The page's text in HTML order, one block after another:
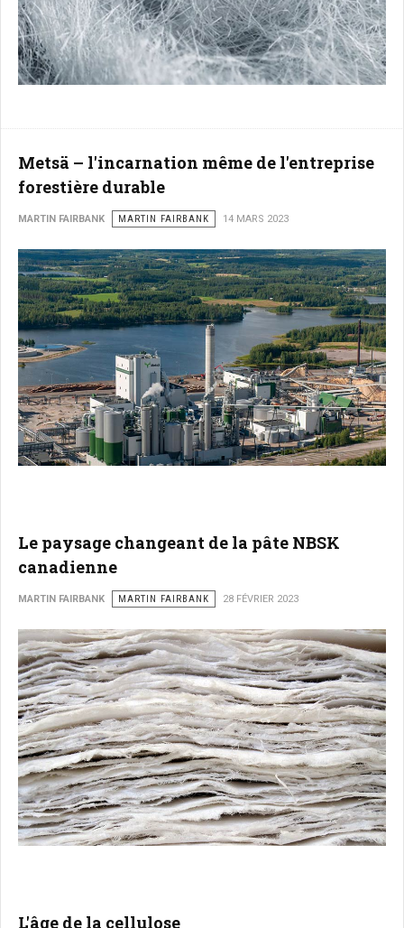
Metsä – l'incarnation même de l'entreprise
forestière durable
MARTIN FAIRBANK MARTIN FAIRBANK 14 MARS 2023
Le paysage changeant de la pâte NBSK
canadienne
MARTIN FAIRBANK MARTIN FAIRBANK 28 FÉVRIER 2023
L'âge de la cellulose